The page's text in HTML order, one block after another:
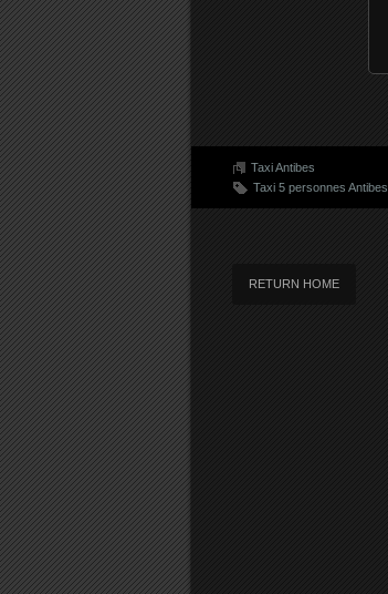
Taxi Antibes
Taxi 5 personnes Antibes
RETURN HOME